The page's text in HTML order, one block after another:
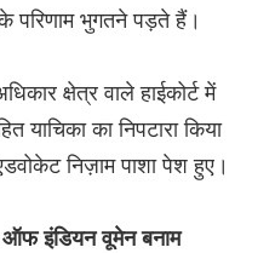
भुगतने पड़ते हैं।
क्षेत्र वाले हाईकोर्ट में
याचिका का निपटारा किया
निज़ाम पाशा पेश हुए।
इंडियन वूमेन बनाम